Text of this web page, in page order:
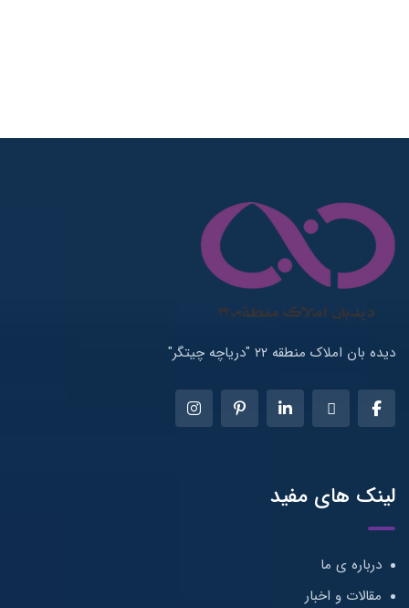
۲۲ "دریاچه چیتگر"
مفید
ما
اخبار